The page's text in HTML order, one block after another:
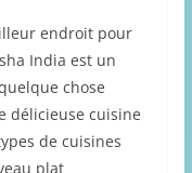
endroit pour
India est un
chose
délicieuse cuisine
de cuisines
plat